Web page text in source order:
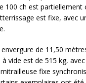
100 ch est
est fixe, avec
de 11,50
vide est de 515 kg,
fixe